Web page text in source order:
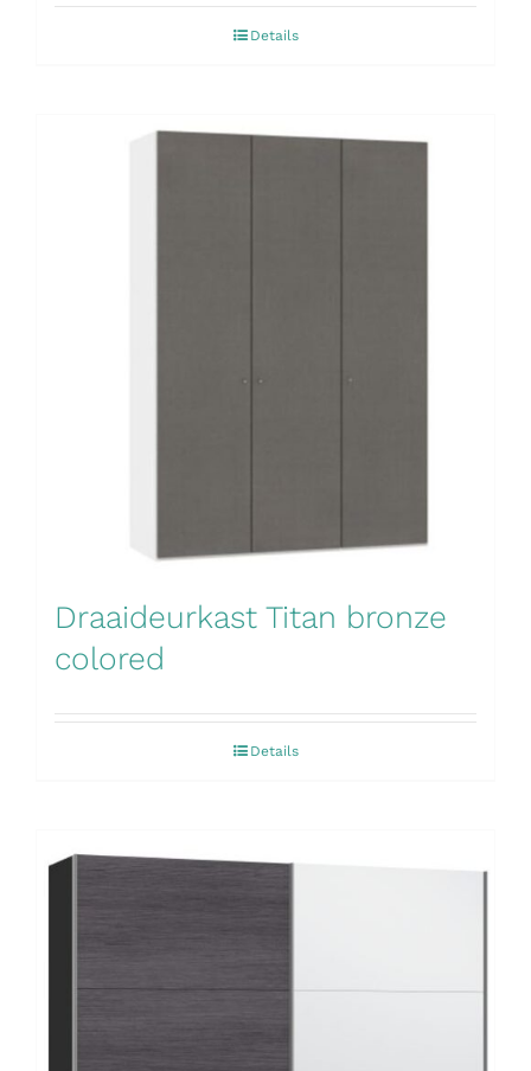
Details
Draaideurkast Titan bronze
colored
Details